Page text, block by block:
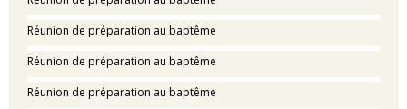
Réunion de préparation au baptême
Réunion de préparation au baptême
Réunion de préparation au baptême